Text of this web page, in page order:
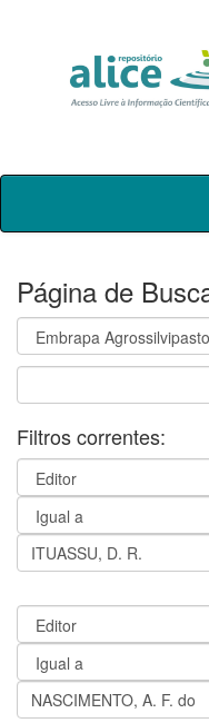
Skip
Página de
Filtros correntes: